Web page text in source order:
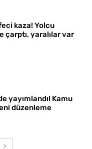
kaza! Yolcu
çarptı, yaralılar var
yayımlandı! Kamu
düzenleme